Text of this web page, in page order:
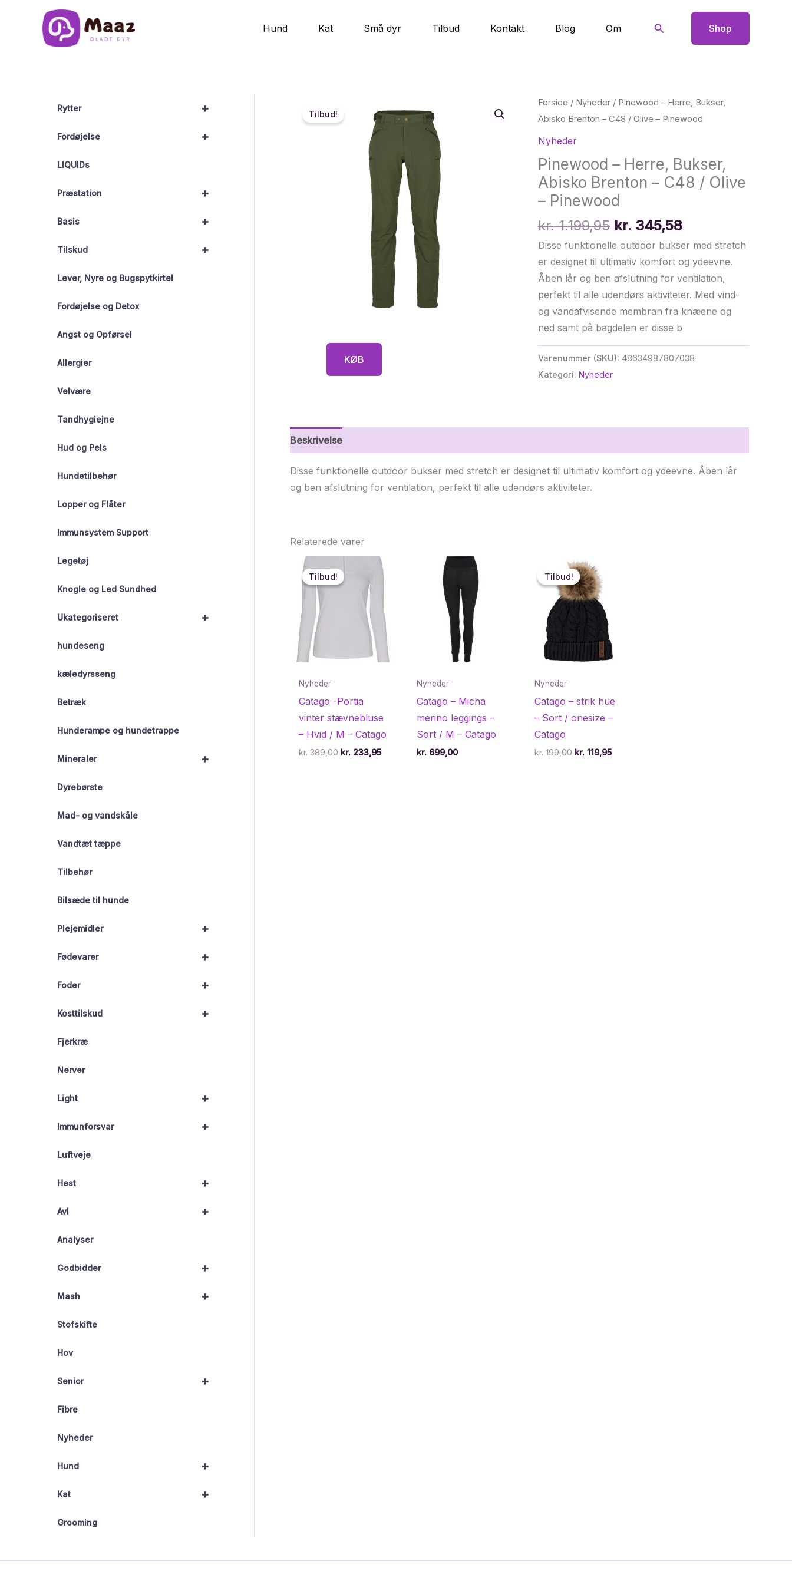
Hund Kat Små dyr Tilbud Kontakt Blog Om Søg Shop
+
Rytter
+
Fordøjelse
LIQUIDs
+
Præstation
+
Basis
+
Tilskud
Lever, Nyre og Bugspytkirtel
Fordøjelse og Detox
Angst og Opførsel
Allergier
Velvære
Tandhygiejne
Hud og Pels
Hundetilbehør
Lopper og Flåter
Immunsystem Support
Legetøj
Knogle og Led Sundhed
+
Ukategoriseret
hundeseng
kæledyrsseng
Betræk
Hunderampe og hundetrappe
+
Mineraler
Dyrebørste
Mad- og vandskåle
Vandtæt tæppe
Tilbehør
Bilsæde til hunde
+
Plejemidler
+
Fødevarer
+
Foder
+
Kosttilskud
Fjerkræ
Nerver
+
Light
+
Immunforsvar
Luftveje
+
Hest
+
Avl
Analyser
+
Godbidder
+
Mash
Stofskifte
Hov
+
Senior
Fibre
Nyheder
+
Hund
+
Kat
Grooming
Tilbud!
Forside / Nyheder/ Pinewood – Herre, Bukser,
Abisko Brenton – C48 / Olive – Pinewood
Nyheder
Pinewood – Herre, Bukser,
Abisko Brenton – C48 / Olive
– Pinewood
kr.1.199,95 Den
oprindelige
pris
var:
kr. 1.199,95.
kr. 345,58Den
aktuelle
pris
er:
kr. 345,58.
Disse funktionelle outdoor bukser med stretch
er designet til ultimativ komfort og ydeevne.
Åben lår og ben afslutning for ventilation,
perfekt til alle udendørs aktiviteter. Med vind-
og vandafvisende membran fra knæene og
ned samt på bagdelen er disse b
Varenummer (SKU): 48634987807038
Kategori: Nyheder
KØB
Beskrivelse
Disse funktionelle outdoor bukser med stretch er designet til ultimativ komfort og ydeevne. Åben lår
og ben afslutning for ventilation, perfekt til alle udendørs aktiviteter.
Relaterede varer
Tilbud!
Tilbud!
Nyheder
Catago -Portia
vinter stævnebluse
– Hvid / M – Catago
kr.389,00 Den
kr. 233,95Den
Nyheder
Catago – Micha
merino leggings –
Sort / M – Catago
kr.699,00
Tilbud!
Tilbud!
Nyheder
Catago – strik hue
– Sort / onesize –
Catago
kr.199,00 Den
kr.119,95Den